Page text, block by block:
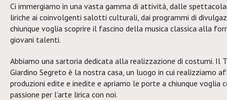
Ci immergiamo in una vasta gamma di attività, dalle
liriche ai coinvolgenti salotti culturali, dai programmi di
chiunque voglia scoprire il fascino della musica classica alla
giovani talenti.
Abbiamo una sartoria dedicata alla realizzazione di costumi. Il
Giardino Segreto è la nostra casa, un luogo in cui realizziamo
produzioni edite e inedite e apriamo le porte a chiunque voglia
passione per l’arte lirica con noi.